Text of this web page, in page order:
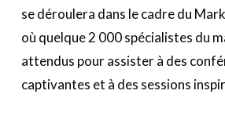
se déroulera dans le cadre du
où quelque 2 000 spécialistes du
attendus pour assister à des
captivantes et à des sessions